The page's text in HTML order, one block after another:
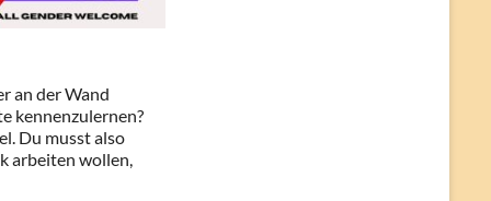
an der Wand
kennenzulernen?
Du musst also
arbeiten wollen,